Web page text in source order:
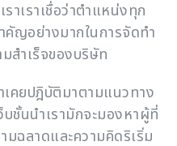
าเราเชื่อว่าตำแหน่งทุก
ญอย่างมากในการจัดทำ
สำเร็จของบริษัท
เคยปฎิบัติมาตามแนวทาง
ชั้นนำเรามักจะมองหาผู้ที่
ฉลาดและความคิดริเริ่ม